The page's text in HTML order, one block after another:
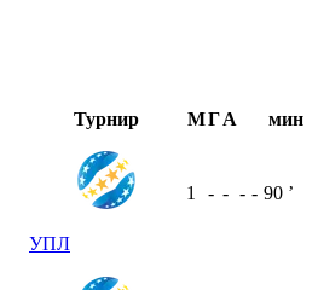
Турнир МГА мин
УПЛ
1 - - - - 90 ʼ